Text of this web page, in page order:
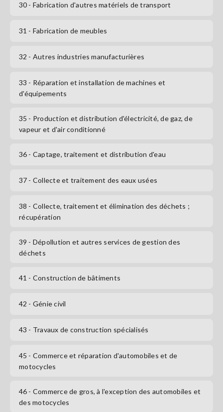
30 - Fabrication d'autres matériels de transport
31 - Fabrication de meubles
32 - Autres industries manufacturières
33 - Réparation et installation de machines et
d'équipements
35 - Production et distribution d'électricité, de gaz, de
vapeur et d'air conditionné
36 - Captage, traitement et distribution d'eau
37 - Collecte et traitement des eaux usées
38 - Collecte, traitement et élimination des déchets ;
récupération
39 - Dépollution et autres services de gestion des
déchets
41 - Construction de bâtiments
42 - Génie civil
43 - Travaux de construction spécialisés
45 - Commerce et réparation d'automobiles et de
motocycles
46 - Commerce de gros, à l'exception des automobiles et
des motocycles